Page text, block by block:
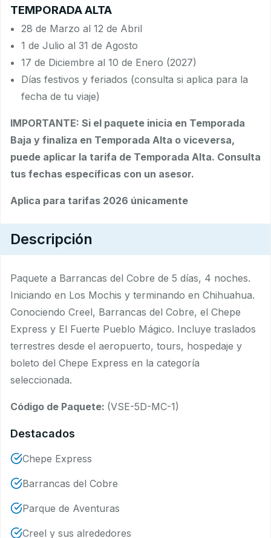
TEMPORADA ALTA
28 de Marzo al 12 de Abril
1 de Julio al 31 de Agosto
17 de Diciembre al 10 de Enero (2027)
Días festivos y feriados (consulta si aplica para la
fecha de tu viaje)
IMPORTANTE: Si el paquete inicia en Temporada
Baja y finaliza en Temporada Alta o viceversa,
puede aplicar la tarifa de Temporada Alta. Consulta
tus fechas específicas con un asesor.
Aplica para tarifas 2026 únicamente
Descripción
Paquete a Barrancas del Cobre de 5 días, 4 noches.
Iniciando en Los Mochis y terminando en Chihuahua.
Conociendo Creel, Barrancas del Cobre, el Chepe
Express y El Fuerte Pueblo Mágico. Incluye traslados
terrestres desde el aeropuerto, tours, hospedaje y
boleto del Chepe Express en la categoría
seleccionada.
Código de Paquete: (VSE-5D-MC-1)
Destacados
Chepe Express
Barrancas del Cobre
Parque de Aventuras
Creel y sus alrededores